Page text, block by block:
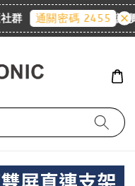
通關密碼 2455 詢價